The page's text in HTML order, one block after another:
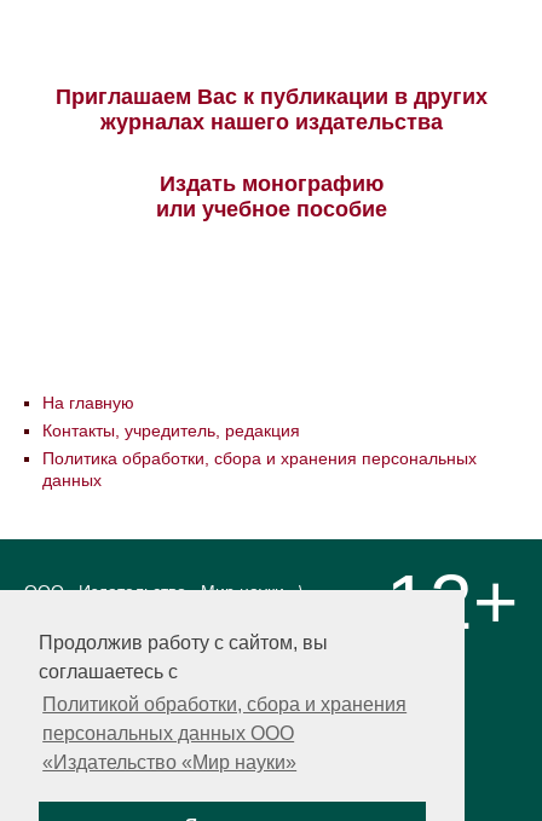
Продолжив работу с сайтом, вы
соглашаетесь с
Политикой обработки, сбора и хранения
персональных данных ООО
«Издательство «Мир науки»
Приглашаем Вас к публикации в других
журналах нашего издательства
Издать монографию
или учебное пособие
На главную
Контакты, учредитель, редакция
Политика обработки, сбора и хранения персональных
данных
ООО «Издательство «Мир науки» \
LLC Материалы, размещенные на сайте,
охраняются Законом о защите авторских
прав. Публикация любых материалов
этого сайта запрещена без
предварительного согласования с
издательством. Авторские права на
размещенные на сайте научные
12+